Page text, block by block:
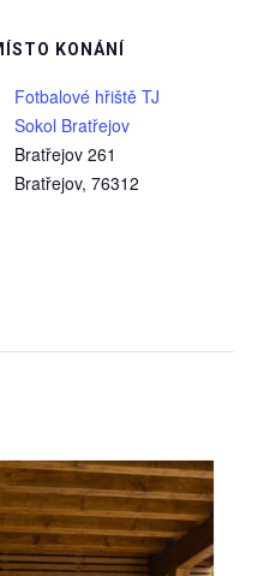
KONÁNÍ
Fotbalové hřiště TJ
Sokol Bratřejov
Bratřejov 261
Bratřejov, 76312